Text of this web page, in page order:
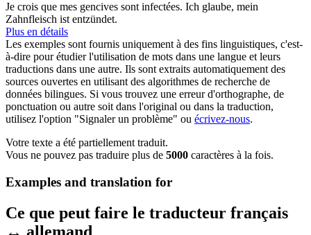
Je crois que mes gencives sont infectées. Ich glaube, mein
Zahnfleisch ist entzündet.
Plus en détails
Les exemples sont fournis uniquement à des fins linguistiques, c'est-
à-dire pour étudier l'utilisation de mots dans une langue et leurs
traductions dans une autre. Ils sont extraits automatiquement des
sources ouvertes en utilisant des algorithmes de recherche de
données bilingues. Si vous trouvez une erreur d'orthographe, de
ponctuation ou autre soit dans l'original ou dans la traduction,
utilisez l'option "Signaler un problème" ou écrivez-nous.
Votre texte a été partiellement traduit.
Vous ne pouvez pas traduire plus de 5000 caractères à la fois.
Examples and translation for
Ce que peut faire le traducteur français